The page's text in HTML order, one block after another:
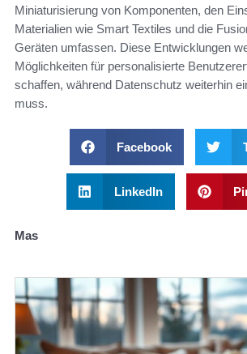
Miniaturisierung von Komponenten, den
Materialien wie Smart Textiles und die
Geräten umfassen. Diese Entwicklungen
Möglichkeiten für personalisierte
schaffen, während Datenschutz weiterhin
muss.
Facebook
LinkedIn
Mas